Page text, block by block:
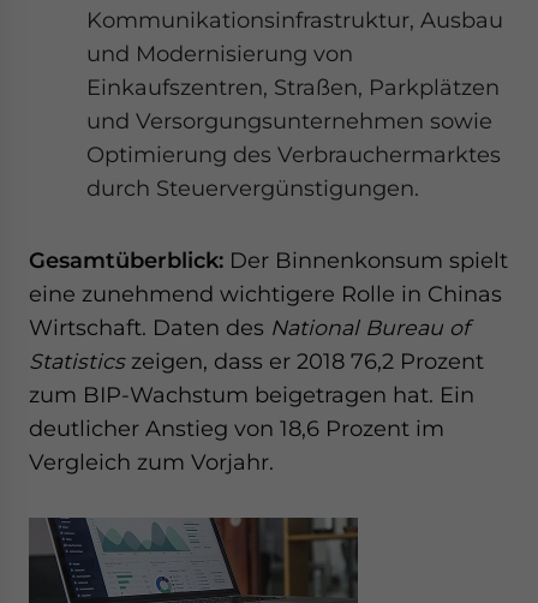
Kommunikationsinfrastruktur, Ausbau
und Modernisierung von
Einkaufszentren, Straßen, Parkplätzen
und Versorgungsunternehmen sowie
Optimierung des Verbrauchermarktes
durch Steuervergünstigungen.
Gesamtüberblick: Der Binnenkonsum spielt
eine zunehmend wichtigere Rolle in Chinas
Wirtschaft. Daten des National Bureau of
Statisticszeigen, dass er 2018 76,2 Prozent
zum BIP-Wachstum beigetragen hat. Ein
deutlicher Anstieg von 18,6 Prozent im
Vergleich zum Vorjahr.